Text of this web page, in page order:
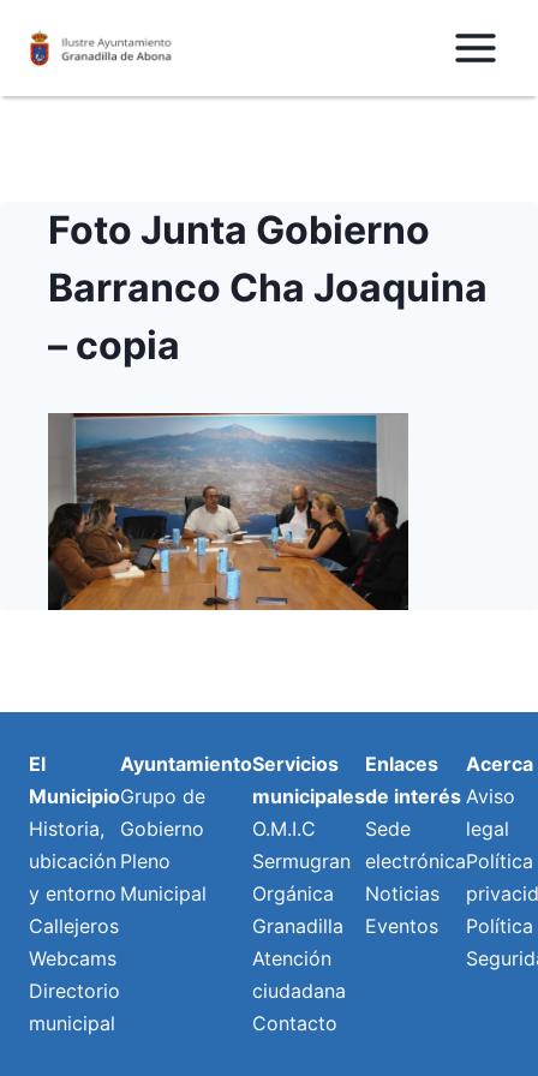
Foto Junta Gobierno
Barranco Cha Joaquina
– copia
El
Municipio
Historia,
ubicación
y entorno
Callejeros
Webcams
Directorio
municipal
Ayuntamiento
Grupo de
Gobierno
Pleno
Municipal
Servicios
municipales
O.M.I.C
Sermugran
Orgánica
Granadilla
Atención
ciudadana
Contacto
Enlaces
de interés
Sede
electrónica
Noticias
Eventos
Acerca
Aviso
legal
Política
Política